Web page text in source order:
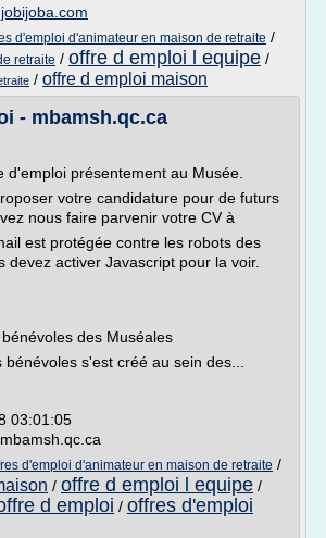
d'emploi d'animateur en maison de retraite /
retraite / offre d emploi l equipe /
/ offre d emploi maison
- mbamsh.qc.ca
d'emploi présentement au Musée.
votre candidature pour de futurs
nous faire parvenir votre CV à
est protégée contre les robots des
devez activer Javascript pour la voir.
des Muséales
s'est créé au sein des...
03:01:05
d'emploi d'animateur en maison de retraite /
/ offre d emploi l equipe /
d emploi / offres d'emploi